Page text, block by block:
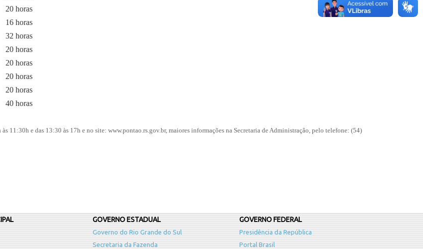
20 horas
16 horas
32 horas
20 horas
20 horas
20 horas
20 horas
40 horas
11:30h e das 13:30 às 17h e no site: www.pontao.rs.gov.br, maiores informações na Secretaria de Administração, pelo telefone: (54)
GOVERNO ESTADUAL
Governo do Rio Grande do Sul
Secretaria da Fazenda
GOVERNO FEDERAL
Presidência da República
Portal Brasil